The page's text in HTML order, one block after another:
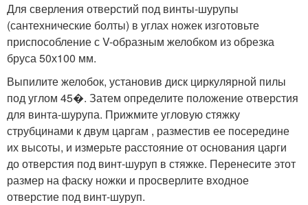
Для сверления отверстий под винты-шурупы
(сантехнические болты) в углах ножек изготовьте
приспособление с V-образным желобком из обрезка
бруса 50х100 мм.
Выпилите желобок, установив диск циркулярной пилы
под углом 45�. Затем определите положение отверстия
для винта-шурупа. Прижмите угловую стяжку
струбцинами к двум царгам , разместив ее посередине
их высоты, и измерьте расстояние от основания царги
до отверстия под винт-шуруп в стяжке. Перенесите этот
размер на фаску ножки и просверлите входное
отверстие под винт-шуруп.